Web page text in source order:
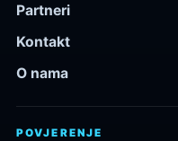
Partneri
Kontakt
O nama
POVJERENJE